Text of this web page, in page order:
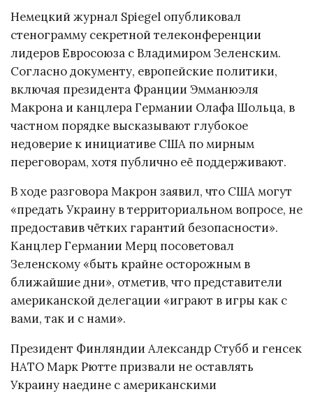
Немецкий журнал Spiegel опубликовал
стенограмму секретной телеконференции
лидеров Евросоюза с Владимиром Зеленским.
Согласно документу, европейские политики,
включая президента Франции Эмманюэля
Макрона и канцлера Германии Олафа Шольца, в
частном порядке высказывают глубокое
недоверие к инициативе США по мирным
переговорам, хотя публично её поддерживают.
В ходе разговора Макрон заявил, что США могут
«предать Украину в территориальном вопросе, не
предоставив чётких гарантий безопасности».
Канцлер Германии Мерц посоветовал
Зеленскому «быть крайне осторожным в
ближайшие дни», отметив, что представители
американской делегации «играют в игры как с
вами, так и с нами».
Президент Финляндии Александр Стубб и генсек
НАТО Марк Рютте призвали не оставлять
Украину наедине с американскими